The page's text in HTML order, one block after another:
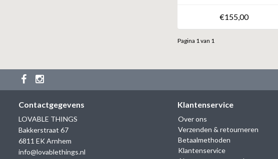
€155,00
Pagina 1 van 1
Contactgegevens
LOVABLE THINGS
Bakkerstraat 67
6811 EK Arnhem
info@lovablethings.nl
Klantenservice
Over ons
Verzenden & retourneren
Betaalmethoden
Klantenservice